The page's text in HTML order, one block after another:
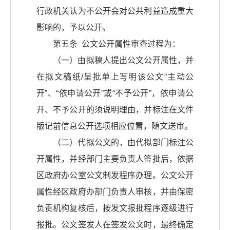
行政机关认为不公开会对公共利益造成重大
影响的，予以公开。
第五条 公文公开属性审查过程为：
（一）由拟稿人提出公文公开属性，并
在拟文稿纸/呈批单上写明该公文“主动公
开”、“依申请公开”或“不予公开”，依申请公
开、不予公开的须说明理由，并标注在文件
版记前信息公开选项相应位置，随文送审。
（二）代拟公文的，由代拟部门标注公
开属性，并经部门主要负责人签批后，依据
区政府办公室公文制发程序办理。公文公开
属性经区政府办部门负责人审核，并由保密
负责机构复核后，按发文报批程序逐级进行
报批。公文签发人在签发公文时，最终确定